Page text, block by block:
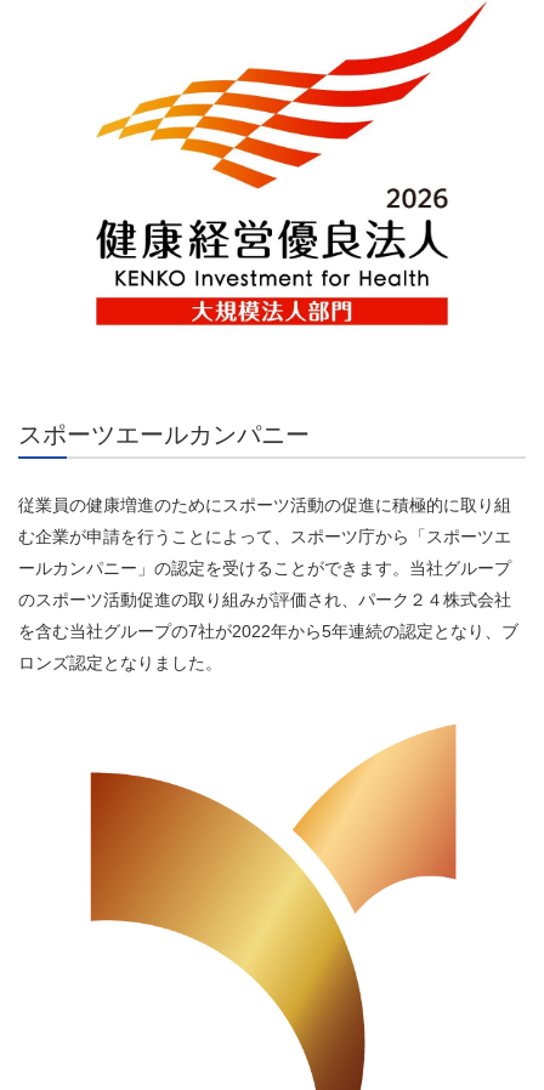
スポーツエールカンパニー
従業員の健康増進のためにスポーツ活動の促進に積極的に取り組
む企業が申請を行うことによって、スポーツ庁から「スポーツエ
ールカンパニー」の認定を受けることができます。当社グループ
のスポーツ活動促進の取り組みが評価され、パーク２４株式会社
を含む当社グループの7社が2022年から5年連続の認定となり、ブ
ロンズ認定となりました。